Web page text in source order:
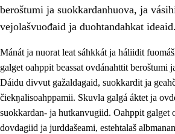
1. Oahpahusa árvovuođđu
1.1 Olmmošárvu
1.2 Identitehta ja kultuvrralaš
beroštumi ja suokkardanhuova, ja
vejolašvuođaid ja duohtandahkat ideaid.
Mánát ja nuorat leat sáhkkát ja háliidit
galget oahppit beassat ovdánahttit beroštumi
Dáidu divvut gažaldagaid, suokkardit ja
čiekŋalisoahppamii. Skuvla galgá áktet ja
suokkardan- ja hutkanvugiid. Oahppit galget
dovdagiid ja jurddašeami, estehtalaš